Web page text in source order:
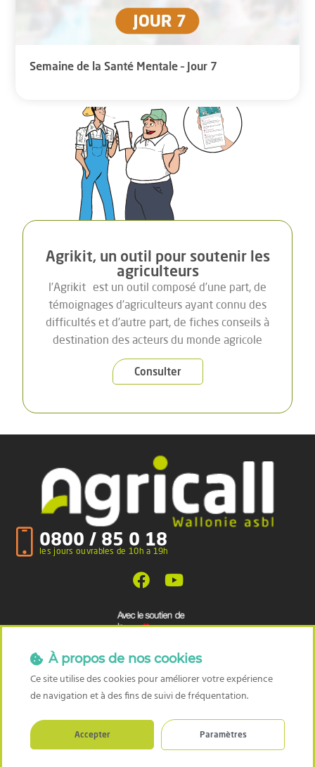
Semaine de la Santé Mentale – Jour 7
Agrikit, un outil pour soutenir les
agriculteurs
l’Agrikit est un outil composé d’une part, de
témoignages d’agriculteurs ayant connu des
difficultés et d’autre part, de fiches conseils à
destination des acteurs du monde agricole
Consulter
0800 / 85 0 18
les jours ouvrables de 10h a 19h
À propos de nos cookies
Ce site utilise des cookies pour améliorer votre expérience
de navigation et à des fins de suivi de fréquentation.
Accepter Paramètres